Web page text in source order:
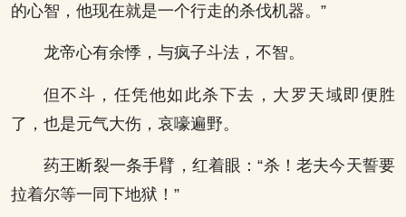
的心智，他现在就是一个行走的杀伐机器。”
龙帝心有余悸，与疯子斗法，不智。
但不斗，任凭他如此杀下去，大罗天域即便胜
了，也是元气大伤，哀嚎遍野。
药王断裂一条手臂，红着眼：“杀！老夫今天誓要
拉着尔等一同下地狱！”